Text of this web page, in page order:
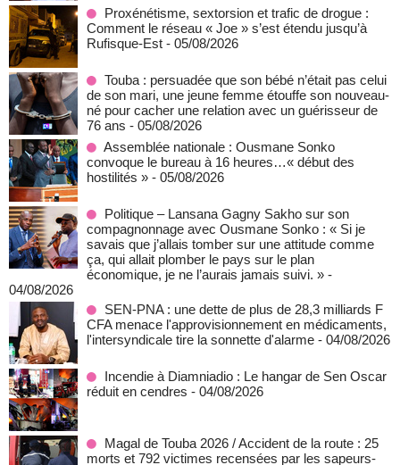
Proxénétisme, sextorsion et trafic de drogue :
Comment le réseau « Joe » s’est étendu jusqu’à
Rufisque-Est - 05/08/2026
Touba : persuadée que son bébé n’était pas celui
de son mari, une jeune femme étouffe son nouveau-
né pour cacher une relation avec un guérisseur de
76 ans - 05/08/2026
Assemblée nationale : Ousmane Sonko
convoque le bureau à 16 heures…« début des
hostilités » - 05/08/2026
Politique – Lansana Gagny Sakho sur son
compagnonnage avec Ousmane Sonko : « Si je
savais que j’allais tomber sur une attitude comme
ça, qui allait plomber le pays sur le plan
économique, je ne l’aurais jamais suivi. » -
04/08/2026
SEN-PNA : une dette de plus de 28,3 milliards F
CFA menace l'approvisionnement en médicaments,
l'intersyndicale tire la sonnette d'alarme - 04/08/2026
Incendie à Diamniadio : Le hangar de Sen Oscar
réduit en cendres - 04/08/2026
Magal de Touba 2026 / Accident de la route : 25
morts et 792 victimes recensées par les sapeurs-